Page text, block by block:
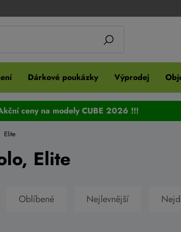
Dárkové poukázky Výprodej
ceny na modely CUBE 2026 !!!
Elite
Elite
Oblíbené Nejlevnější